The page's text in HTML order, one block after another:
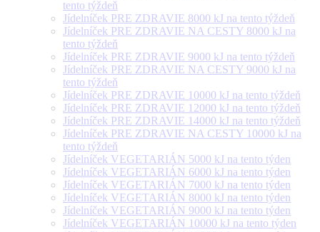
tento týždeň
Jídelníček PRE ZDRAVIE 8000 kJ na tento týždeň
Jídelníček PRE ZDRAVIE NA CESTY 8000 kJ na
tento týždeň
Jídelníček PRE ZDRAVIE 9000 kJ na tento týždeň
Jídelníček PRE ZDRAVIE NA CESTY 9000 kJ na
tento týždeň
Jídelníček PRE ZDRAVIE 10000 kJ na tento týždeň
Jídelníček PRE ZDRAVIE 12000 kJ na tento týždeň
Jídelníček PRE ZDRAVIE 14000 kJ na tento týždeň
Jídelníček PRE ZDRAVIE NA CESTY 10000 kJ na
tento týždeň
Jídelníček VEGETARIÁN 5000 kJ na tento týden
Jídelníček VEGETARIÁN 6000 kJ na tento týden
Jídelníček VEGETARIÁN 7000 kJ na tento týden
Jídelníček VEGETARIÁN 8000 kJ na tento týden
Jídelníček VEGETARIÁN 9000 kJ na tento týden
Jídelníček VEGETARIÁN 10000 kJ na tento týden